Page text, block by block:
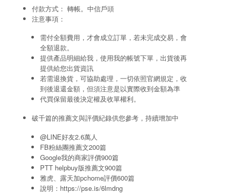
付款方式： 轉帳。中信戶頭
注意事項：
需付全額費用，才會成立訂單，若未完成交易，會
全額退款。
提供產品明細給我，使用我的帳號下單，出貨後再
提供給您出貨資訊
若需退換貨，可協助處理，一切依照官網規定，收
到後退還金額，但須注意是以實際收到金額為準
代買保留最後決定權及收單權利。
破千篇的推薦文與評價紀錄供您參考，持續增加中
@LINE好友2.6萬人
FB粉絲團推薦文200篇
Google我的商家評價900篇
PTT helpbuy版推薦文900篇
雅虎、露天加pchome評價600篇
說明： https://pse.is/6lmdng